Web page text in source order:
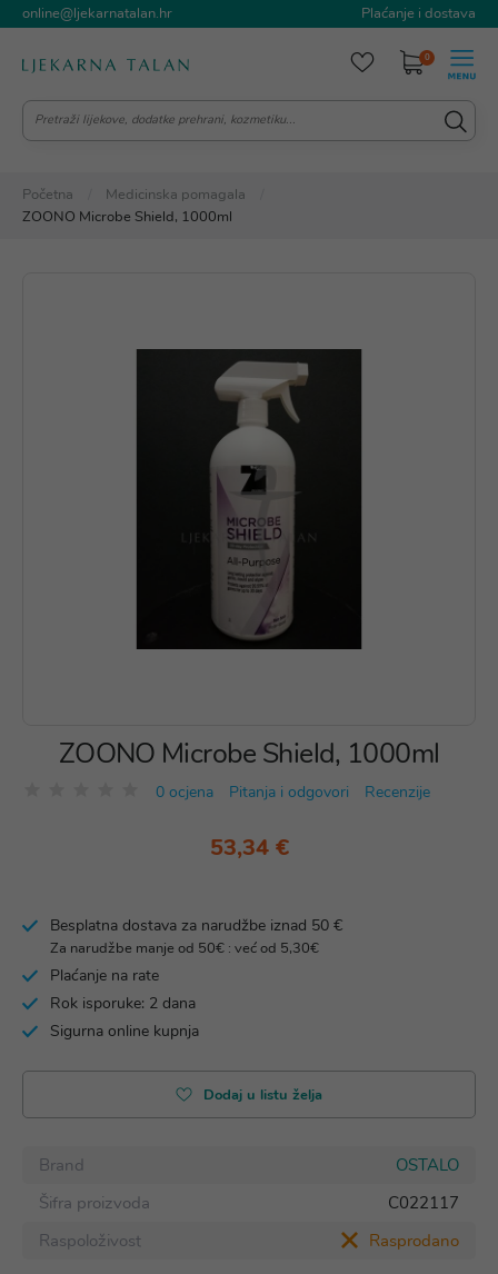
online@ljekarnatalan.hr Plaćanje i dostava
0
Početna
Medicinska pomagala
ZOONO Microbe Shield, 1000ml
ZOONO Microbe Shield, 1000ml
0 ocjena Pitanja i odgovori Recenzije
53,34 €
Besplatna dostava za narudžbe iznad 50 €
Za narudžbe manje od 50€ : već od 5,30€
Plaćanje na rate
Rok isporuke: 2 dana
Sigurna online kupnja
Dodaj u listu želja
Brand
OSTALO
Šifra proizvoda
C022117
Raspoloživost
Rasprodano